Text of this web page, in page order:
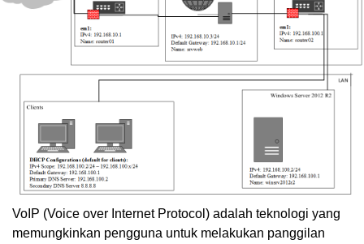
VoIP (Voice over Internet Protocol) adalah teknologi yang
memungkinkan pengguna untuk melakukan panggilan